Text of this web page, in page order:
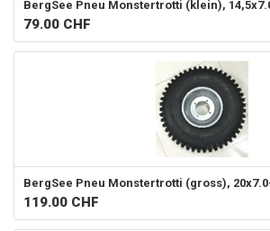
BergSee Pneu Monstertrotti (klein),
79.00 CHF
BergSee Pneu Monstertrotti (gross),
119.00 CHF